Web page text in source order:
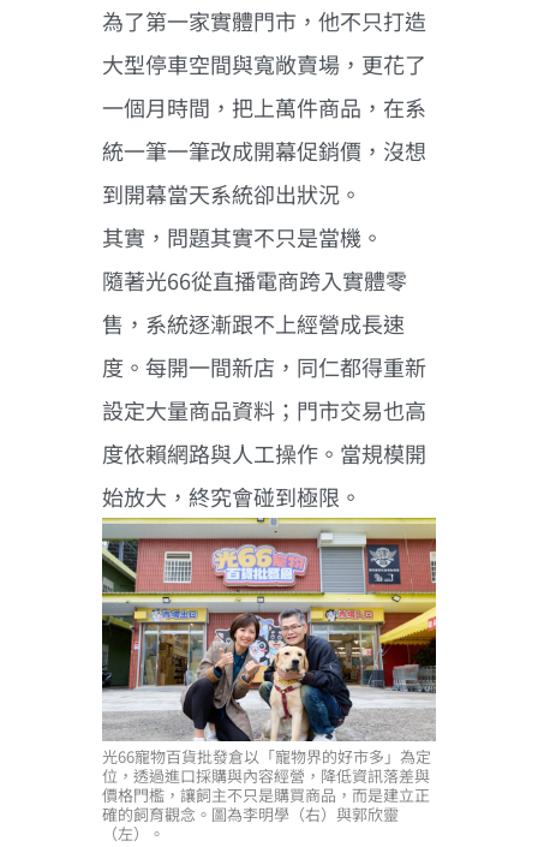
為了第一家實體門市，他不只打造
大型停車空間與寬敞賣場，更花了
一個月時間，把上萬件商品，在系
統一筆一筆改成開幕促銷價，沒想
到開幕當天系統卻出狀況。
其實，問題其實不只是當機。
隨著光66從直播電商跨入實體零
售，系統逐漸跟不上經營成長速
度。每開一間新店，同仁都得重新
設定大量商品資料；門市交易也高
度依賴網路與人工操作。當規模開
始放大，終究會碰到極限。
光66寵物百貨批發倉以「寵物界的好市多」為定
位，透過進口採購與內容經營，降低資訊落差與
價格門檻，讓飼主不只是購買商品，而是建立正
確的飼育觀念。圖為李明學（右）與郭欣靈
（左）。